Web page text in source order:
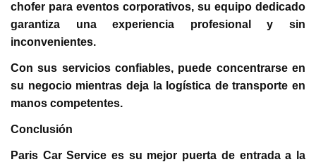
chofer para eventos corporativos, su equipo dedicado
garantiza una experiencia profesional y sin
inconvenientes.
Con sus servicios confiables, puede concentrarse en
su negocio mientras deja la logística de transporte en
manos competentes.
Conclusión
Paris Car Service es su mejor puerta de entrada a la